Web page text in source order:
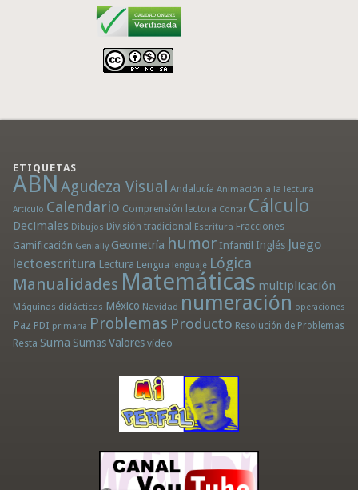
ETIQUETAS
ABN Agudeza Visual Andalucía Animación a la lectura
Artículo Calendario Comprensión lectora Contar Cálculo
Decimales Dibujos División tradicional Escritura Fracciones
Gamificación Genially Geometría humor Infantil Inglés Juego
lectoescritura Lectura Lengua lenguaje Lógica
Manualidades Matemáticas multiplicación
Máquinas didácticas México Navidad numeración operaciones
Paz PDI primaria Problemas Producto Resolución de Problemas
Resta Suma Sumas Valores vídeo